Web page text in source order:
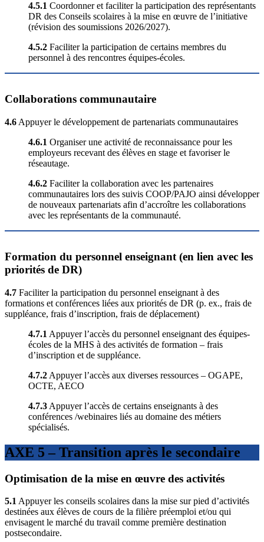
4.5.1 Coordonner et faciliter la participation des représentants
DR des Conseils scolaires à la mise en œuvre de l’initiative
(révision des soumissions 2026/2027).
4.5.2 Faciliter la participation de certains membres du
personnel à des rencontres équipes-écoles.
Collaborations communautaire
4.6 Appuyer le développement de partenariats communautaires
4.6.1 Organiser une activité de reconnaissance pour les
employeurs recevant des élèves en stage et favoriser le
réseautage.
4.6.2 Faciliter la collaboration avec les partenaires
communautaires lors des suivis COOP/PAJO ainsi développer
de nouveaux partenariats afin d’accroître les collaborations
avec les représentants de la communauté.
Formation du personnel enseignant (en lien avec les
priorités de DR)
4.7 Faciliter la participation du personnel enseignant à des
formations et conférences liées aux priorités de DR (p. ex., frais de
suppléance, frais d’inscription, frais de déplacement)
4.7.1 Appuyer l’accès du personnel enseignant des équipes-
écoles de la MHS à des activités de formation – frais
d’inscription et de suppléance.
4.7.2 Appuyer l’accès aux diverses ressources – OGAPE,
OCTE, AECO
4.7.3 Appuyer l’accès de certains enseignants à des
conférences /webinaires liés au domaine des métiers
spécialisés.
AXE 5 – Transition après le secondaire
Optimisation de la mise en œuvre des activités
5.1 Appuyer les conseils scolaires dans la mise sur pied d’activités
destinées aux élèves de cours de la filière préemploi et/ou qui
envisagent le marché du travail comme première destination
postsecondaire.